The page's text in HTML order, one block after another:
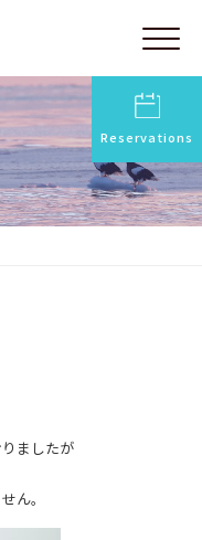
Reservations
ましたが
ん。